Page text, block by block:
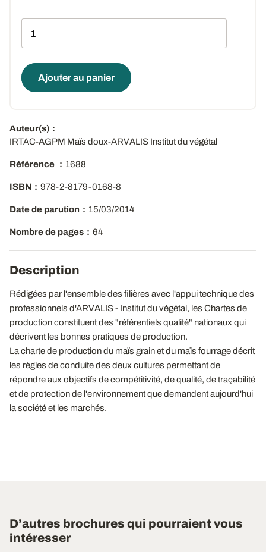
Ajouter au panier
Auteur(s)
IRTAC-AGPM Maïs doux-ARVALIS Institut du végétal
Référence 1688
ISBN 978-2-8179-0168-8
Date de parution 15/03/2014
Nombre de pages 64
Description
Rédigées par l'ensemble des filières avec l'appui technique des
professionnels d'ARVALIS - Institut du végétal, les Chartes de
production constituent des "référentiels qualité" nationaux qui
décrivent les bonnes pratiques de production.
La charte de production du maïs grain et du maïs fourrage décrit
les règles de conduite des deux cultures permettant de
répondre aux objectifs de compétitivité, de qualité, de traçabilité
et de protection de l'environnement que demandent aujourd'hui
la société et les marchés.
D’autres brochures qui pourraient vous
intéresser